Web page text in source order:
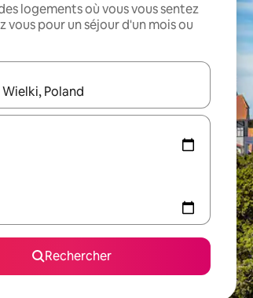
logements où vous vous sentez
vous pour un séjour d'un mois ou
résultats s'affichent, utilisez les flèches vers le
Rechercher